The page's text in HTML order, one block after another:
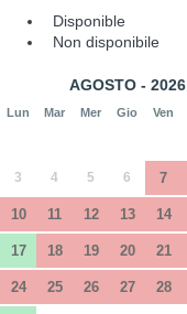
Disponible
Non disponibile
AGOSTO - 2026
Lun Mar Mer Gio Ven
3 4 5 6 7
10 11 12 13 14
17 18 19 20 21
24 25 26 27 28